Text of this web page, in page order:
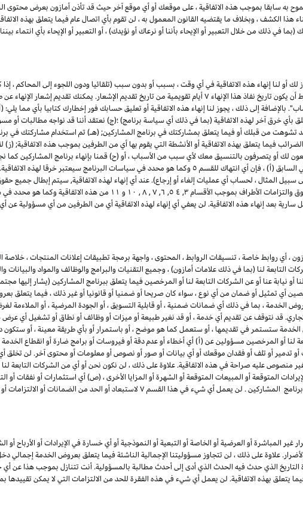
به سابقا بموجب هذه الاتفاقية ، على موقعك أو أي موقع آخر حيث قد تأذن أمازون بعرض محتوى
الكشف ، وبخلاف ما يقتضيه القانون المعمول به ، لن تقوم بأي اتصال عام فيما يتعلق بهذه
ذلك من خلال التعبير أو الإيحاء بأننا أو نرعاك أو نؤيدك) ، أو التعبير أو الإيحاء بأي انتماء
أو لنا إنهاء هذه الاتفاقية في أي وقت ، بسبب أو بدون سبب (تلقائيا ودون اللجوء إلى المحاكم ،
القانون المعمول به) ، من خلال إعطاء الطرف الآخر إشعارا كتابيا بالإنهاء بشرط أن يكون تاريخ نفاذ هذا الإنهاء ۷ أيام تقويمية من تاريخ تقديم
إلى ذلك ، يجوز لنا إنهاء هذه الاتفاقية أو تعليق حسابك فور إخطارك كتابيا بأي مما
غضون ۷ أيام من إخطارنا لك فيما يتعلق بأي خرق آخر لهذه الاتفاقية (بما في ذلك أي سياسة برنامج) ؛(ج) نعتقد أننا قد نواجه
قد تشوهت من قبلك أو فيما يتعلق بمشاركتك في برنامج المشاركين; (هـ) تم استخدام مشاركتك في
فيما يتعلق بهذه الاتفاقية أو الأنشطة التي يقوم بها أي من الطرفين بموجب هذه الاتفاقية; (ز)
لك أو يتصرفون بالتنسيق معك لأي سبب من الأسباب ، أو (ح) قمنا بإنهاء برنامج المشاركين كما
للمشاركين. لتجنب الشك وعلى سبيل المثال لا الحصر لأغراض القسم الفرعي السابق (أ) ، فإن أي انتهاك للقسم ٥ وكما هو محدد في سياسات
المثال ، لحساب أي عمليات إلغاء أو إرجاع). عند أي إنهاء لهذه الاتفاقية, سيتم إبطال جميع
ذلك أي وجميع التراخيص الممنوحة فيما يتعلق بهذه الاتفاقية, باستثناء حقوق والتزامات الأطراف بموجب
بعد إنهاء هذه الاتفاقية. لن يعفي أي إنهاء لهذه الاتفاقية أي من الطرفين من أي مسؤولية
أي روابط خاصة ، تنسيقات الروابط ، المحتوى ، واجهة برمجة تطبيقات إعلانات المنتجات ، خلاصة
التابعة لنا (بما في ذلك علامات أمازون) ، وجميع التقنيات والبرامج والوظائف والمواد
نيابة عنا أو عن الشركات التابعة لنا أو المرخصين فيما يتعلق ببرنامج المشاركين (يشار إليها
أي تمثيل أو ضمان من أي نوع ، سواء كان صريحا أو ضمنيا أو قانونيا أو غير ذلك ، فيما يتعلق
الخدمة ، بما في ذلك أي ضمانات ضمنية ، أو قابلية التسويق ، أو الجودة المرضية ، أو الملاءمة
قد نتوقف عن تقديم أي خدمة ، أو قد نغير طبيعة أو ميزات أو وظائف أو نطاق أو تشغيل أي
ستستمر في تقديمها ، أو ستعمل كما هو موضح ، أو باستمرار أو بأي طريقة معينة ، أو ستكون
لنا أو المرخصين مسؤولين عن (أ) أي أخطاء أو عدم دقة أو فيروسات أو برامج ضارة أو انقطاع الخدمة
تدمير أو تلف أو فقدان موقعك أو أي بيانات أو صور أو نصوص أو معلومات أو محتوى آخر. لن
عليه صراحة في هذه الاتفاقية. علاوة على ذلك ، لن نكون نحن أو أي من الشركات التابعة
المتوقعة أو المبيعات المتوقعة أو الشهرة أو المزايا الأخرى ، (ص) أي استثمارات أو نفقات أو
بمشاركتك في برنامج المشاركين ، أو (ض) أي إنهاء أو تعليق لمشاركتك في برنامج المشاركين . لن يعمل أي شيء في هذا القسم ۷
المباشرة أو العرضية أو الخاصة أو التبعية أو النموذجية أو أي خسارة في الإيرادات أو الأرباح أو
علاوة على ذلك ، لن تتجاوز مسؤوليتنا الإجمالية الناشئة فيما يتعلق بعروض الخدمة إجمالي
الذي حدث فيه الحدث الذي أدى إلى أحدث مطالبة بالمسؤولية. أنت تتنازل بموجب هذا عن
بهذه الاتفاقية. لن يعمل أي شيء في هذه الفقرة للحد من الالتزامات التي لا يمكن تقييدها